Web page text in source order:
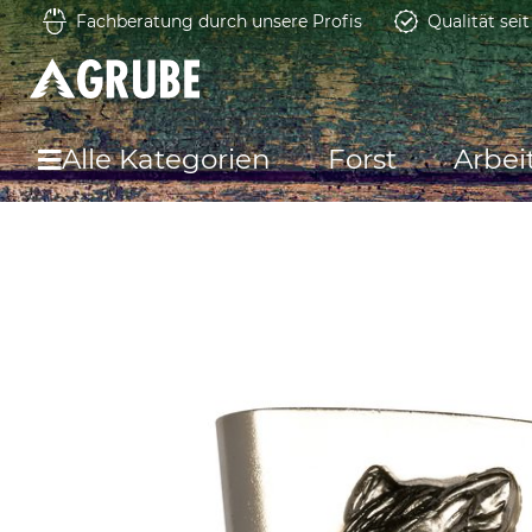
Fachberatung durch unsere Profis Qualität
Alle Kategorien Forst